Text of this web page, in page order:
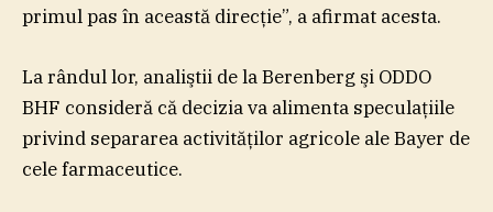
primul pas în această direcţie”, a afirmat acesta.
La rândul lor, analiştii de la Berenberg şi ODDO
BHF consideră că decizia va alimenta speculaţiile
privind separarea activităţilor agricole ale Bayer de
cele farmaceutice.